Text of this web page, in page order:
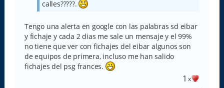
calles?????.
Tengo una alerta en google con las palabras sd eibar
y fichaje y cada 2 dias me sale un mensaje y el 99%
no tiene que ver con fichajes del eibar algunos son
de equipos de primera, incluso me han salido
fichajes del psg frances.
1 x